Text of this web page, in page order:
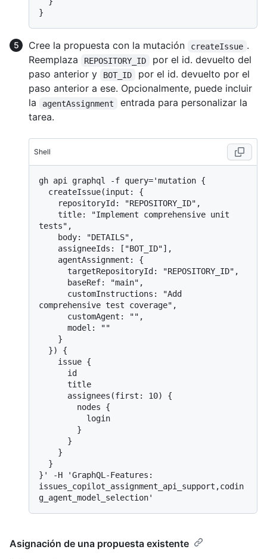
}
Cree la propuesta con la mutación createIssue .
Reemplaza
REPOSITORY_ID
por el id. devuelto del
paso anterior y
BOT_ID
por el id. devuelto por el
paso anterior a ese. Opcionalmente, puede incluir
la
agentAssignment
entrada para personalizar la
tarea.
Shell
gh api graphql -f query='mutation {
tests",
comprehensive test coverage",
}' -H 'GraphQL-Features:
issues_copilot_assignment_api_support,codin
Asignación de una propuesta existente